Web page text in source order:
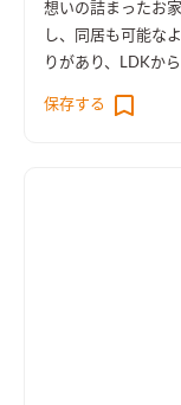
想いの詰まったお
し、同居も可能な
りがあり、LDKか
保存する